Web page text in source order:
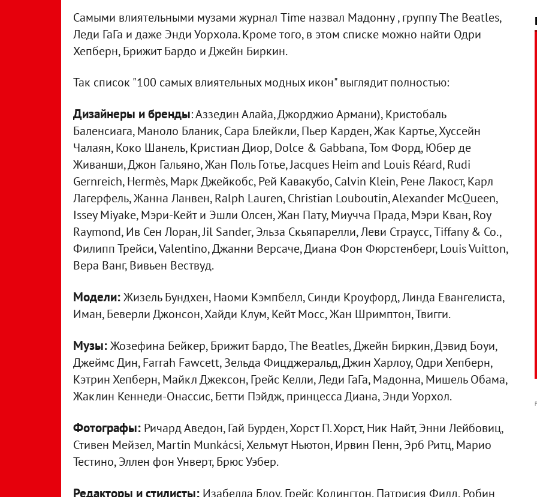
Самыми влиятельными музами журнал Time назвал Мадонну , группу The Beatles,
Леди ГаГа и даже Энди Уорхола. Кроме того, в этом списке можно найти Одри
Хепберн, Брижит Бардо и Джейн Биркин.
Так список "100 самых влиятельных модных икон" выглядит полностью:
Дизайнеры и бренды: Аззедин Алайа, Джорджио Армани), Кристобаль
Баленсиага, Маноло Бланик, Сара Блейкли, Пьер Карден, Жак Картье, Хуссейн
Чалаян, Коко Шанель, Кристиан Диор, Dolce & Gabbana, Том Форд, Юбер де
Живанши, Джон Гальяно, Жан Поль Готье, Jacques Heim and Louis Réard, Rudi
Gernreich, Hermès, Марк Джейкобс, Рей Кавакубо, Calvin Klein, Рене Лакост, Карл
Лагерфель, Жанна Ланвен, Ralph Lauren, Christian Louboutin, Alexander McQueen,
Issey Miyake, Мэри-Кейт и Эшли Олсен, Жан Пату, Миучча Прада, Мэри Кван, Roy
Raymond, Ив Сен Лоран, Jil Sander, Эльза Скьяпарелли, Леви Страусс, Tiffany & Co.,
Филипп Трейси, Valentino, Джанни Версаче, Диана Фон Фюрстенберг, Louis Vuitton,
Вера Ванг, Вивьен Вествуд.
Модели:Жизель Бундхен, Наоми Кэмпбелл, Синди Кроуфорд, Линда Евангелиста,
Иман, Беверли Джонсон, Хайди Клум, Кейт Мосс, Жан Шримптон, Твигги.
Музы:Жозефина Бейкер, Брижит Бардо, The Beatles, Джейн Биркин, Дэвид Боуи,
Джеймс Дин, Farrah Fawcett, Зельда Фицджеральд, Джин Харлоу, Одри Хепберн,
Кэтрин Хепберн, Майкл Джексон, Грейс Келли, Леди ГаГа, Мадонна, Мишель Обама,
Жаклин Кеннеди-Онассис, Бетти Пэйдж, принцесса Диана, Энди Уорхол.
Фотографы: Ричард Аведон, Гай Бурден, Хорст П. Хорст, Ник Найт, Энни Лейбовиц,
Стивен Мейзел, Martin Munkácsi, Хельмут Ньютон, Ирвин Пенн, Эрб Ритц, Марио
Тестино, Эллен фон Унверт, Брюс Уэбер.
Редакторы и стилисты: Изабелла Блоу, Грейс Кодингтон, Патрисия Филд, Робин